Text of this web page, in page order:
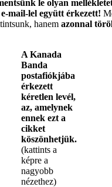
le olyan
mail-lel együtt érkezett!
hanem azonnal
A Kanada
Banda
postafiókjába
érkezett
kéretlen levél,
az, amelynek
ennek ezt a
cikket
köszönhetjük.
(kattints a
képre a
nagyobb
nézethez)